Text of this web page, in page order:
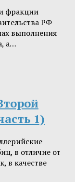
фракции
РФ
выполнения
а…
1)
в отличие от
в качестве